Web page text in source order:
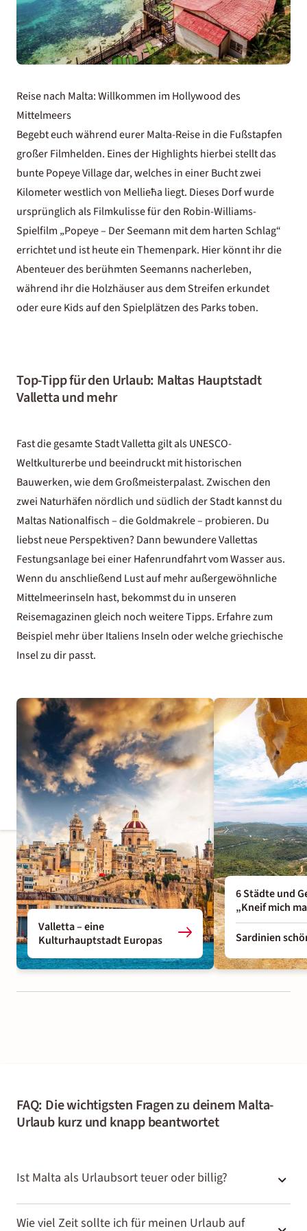
Reise nach Malta: Willkommen im Hollywood des
Mittelmeers
Begebt euch während eurer Malta-Reise in die Fußstapfen
großer Filmhelden. Eines der Highlights hierbei stellt das
bunte Popeye Village dar, welches in einer Bucht zwei
Kilometer westlich von Mellieħa liegt. Dieses Dorf wurde
ursprünglich als Filmkulisse für den Robin-Williams-
Spielfilm „Popeye – Der Seemann mit dem harten Schlag“
errichtet und ist heute ein Themenpark. Hier könnt ihr die
Abenteuer des berühmten Seemanns nacherleben,
während ihr die Holzhäuser aus dem Streifen erkundet
oder eure Kids auf den Spielplätzen des Parks toben.
Top-Tipp für den Urlaub: Maltas Hauptstadt
Valletta und mehr
Fast die gesamte Stadt Valletta gilt als UNESCO-
Weltkulturerbe und beeindruckt mit historischen
Bauwerken, wie dem Großmeisterpalast. Zwischen den
zwei Naturhäfen nördlich und südlich der Stadt kannst du
Maltas Nationalfisch – die Goldmakrele – probieren. Du
liebst neue Perspektiven? Dann bewundere Vallettas
Festungsanlage bei einer Hafenrundfahrt vom Wasser aus.
Wenn du anschließend Lust auf mehr außergewöhnliche
Mittelmeerinseln hast, bekommst du in unseren
Reisemagazinen gleich noch weitere Tipps. Erfahre zum
Beispiel mehr überItaliens Inselnoderwelche griechische
Inselzu dir passt.
Valletta – eine
Kulturhauptstadt Europas
6 Städte und
„Kneif mich
Sardinien
FAQ: Die wichtigsten Fragen zu deinem Malta-
Urlaub kurz und knapp beantwortet
Ist Malta als Urlaubsort teuer oder billig?
Die Preise auf Malta lassen sich in den beliebten
Wie viel Zeit sollte ich für meinen Urlaub auf